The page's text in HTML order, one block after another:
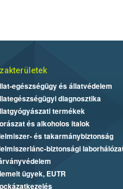
egészségügy és állatvédelem
diagnosztika
termékek
és alkoholos italok
és takarmánybiztonság
biztonsági
ügyek, EUTR